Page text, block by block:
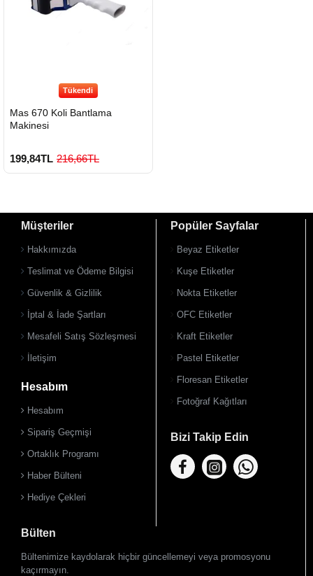
Tükendi
Mas 670 Koli Bantlama
Makinesi
199,84TL 216,66TL
Müşteriler
Hakkımızda
Teslimat ve Ödeme Bilgisi
Güvenlik & Gizlilik
İptal & İade Şartları
Mesafeli Satış Sözleşmesi
İletişim
Hesabım
Hesabım
Sipariş Geçmişi
Ortaklık Programı
Haber Bülteni
Hediye Çekleri
Popüler Sayfalar
Beyaz Etiketler
Kuşe Etiketler
Nokta Etiketler
OFC Etiketler
Kraft Etiketler
Pastel Etiketler
Floresan Etiketler
Fotoğraf Kağıtları
Bizi Takip Edin
Bülten
Bültenimize kaydolarak hiçbir güncellemeyi veya promosyonu
kaçırmayın.